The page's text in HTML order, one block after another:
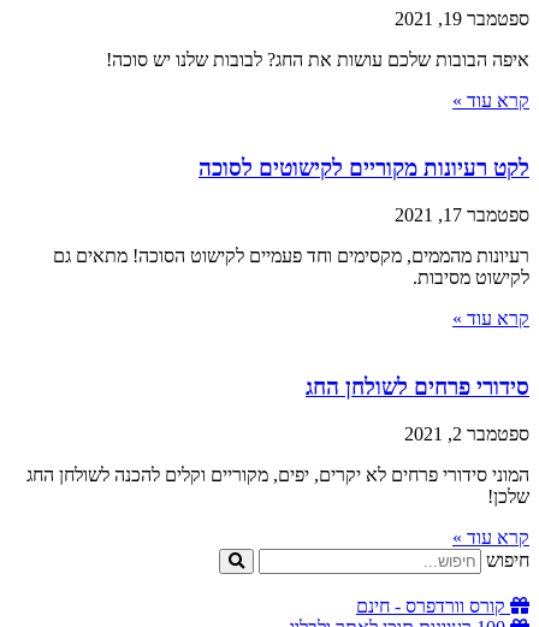
ספטמבר 19, 2021
איפה הבובות שלכם עושות את החג? לבובות שלנו יש סוכה!
קרא עוד »
לקט רעיונות מקוריים לקישוטים לסוכה
ספטמבר 17, 2021
רעיונות מהממים, מקסימים וחד פעמיים לקישוט הסוכה! מתאים גם
לקישוט מסיבות.
קרא עוד »
סידורי פרחים לשולחן החג
ספטמבר 2, 2021
המוני סידורי פרחים לא יקרים, יפים, מקוריים וקלים להכנה לשולחן החג
שלכן!
קרא עוד »
חיפוש
קורס וורדפרס - חינם